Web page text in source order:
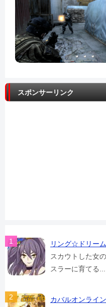
スポンサーリンク
リング☆ドリーム
スカウトした女
スラーに育てる...
カバルオンライン